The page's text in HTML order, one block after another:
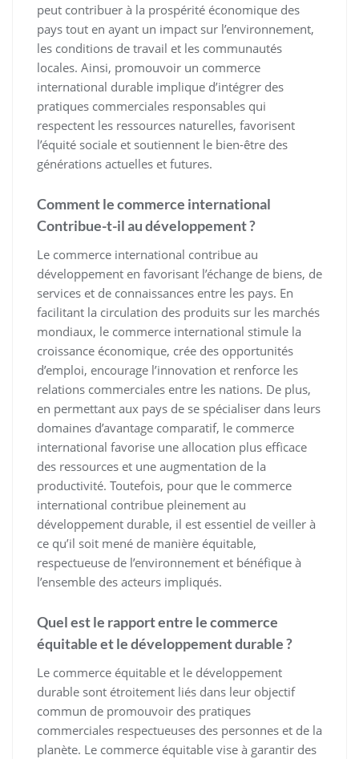
peut contribuer à la prospérité économique des
pays tout en ayant un impact sur l’environnement,
les conditions de travail et les communautés
locales. Ainsi, promouvoir un commerce
international durable implique d’intégrer des
pratiques commerciales responsables qui
respectent les ressources naturelles, favorisent
l’équité sociale et soutiennent le bien-être des
générations actuelles et futures.
Comment le commerce international
Contribue-t-il au développement ?
Le commerce international contribue au
développement en favorisant l’échange de biens, de
services et de connaissances entre les pays. En
facilitant la circulation des produits sur les marchés
mondiaux, le commerce international stimule la
croissance économique, crée des opportunités
d’emploi, encourage l’innovation et renforce les
relations commerciales entre les nations. De plus,
en permettant aux pays de se spécialiser dans leurs
domaines d’avantage comparatif, le commerce
international favorise une allocation plus efficace
des ressources et une augmentation de la
productivité. Toutefois, pour que le commerce
international contribue pleinement au
développement durable, il est essentiel de veiller à
ce qu’il soit mené de manière équitable,
respectueuse de l’environnement et bénéfique à
l’ensemble des acteurs impliqués.
Quel est le rapport entre le commerce
équitable et le développement durable ?
Le commerce équitable et le développement
durable sont étroitement liés dans leur objectif
commun de promouvoir des pratiques
commerciales respectueuses des personnes et de la
planète. Le commerce équitable vise à garantir des